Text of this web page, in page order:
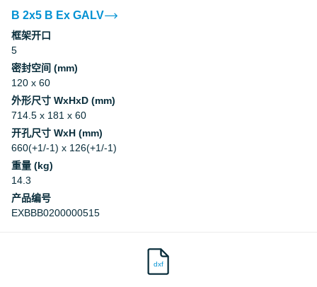
B 2x5 B Ex GALV
框架开口
5
密封空间 (mm)
120 x 60
外形尺寸 WxHxD (mm)
714.5 x 181 x 60
开孔尺寸 WxH (mm)
660(+1/-1) x 126(+1/-1)
重量 (kg)
14.3
产品编号
EXBBB0200000515
dxf